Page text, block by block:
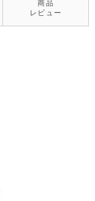
商品
レビュー